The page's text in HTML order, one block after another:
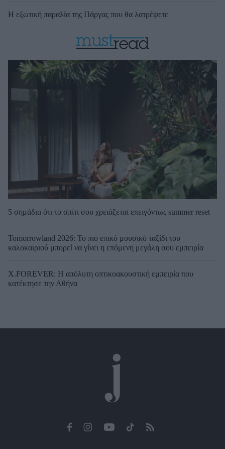
Η εξωτική παραλία της Πάργας που θα λατρέψετε
5 σημάδια ότι το σπίτι σου χρειάζεται επειγόντως summer reset
Tomorrowland 2026: Το πιο επικό μουσικό ταξίδι του
καλοκαιριού μπορεί να γίνει η επόμενη μεγάλη σου εμπειρία
X.FOREVER: Η απόλυτη οπτικοακουστική εμπειρία που
κατέκτησε την Αθήνα